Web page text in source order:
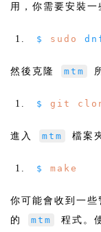
用，你需要安裝一
$ sudo
然後克隆 mtm
$ git
進入 mtm 檔案
$ make
你可能會收到一
的
mtm 程式。